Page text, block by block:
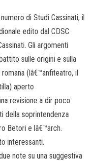
di Studi Cassinati, il
edito dal CDSC
Gli argomenti
sulle origini e sulla
(lâ€™anfiteatro, il
aperto
revisione a dir poco
della soprintendenza
Betori e lâ€™arch.
interessanti.
note su una suggestiva